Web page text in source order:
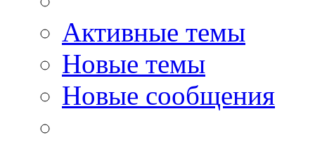
Активные темы
Новые темы
Новые сообщения